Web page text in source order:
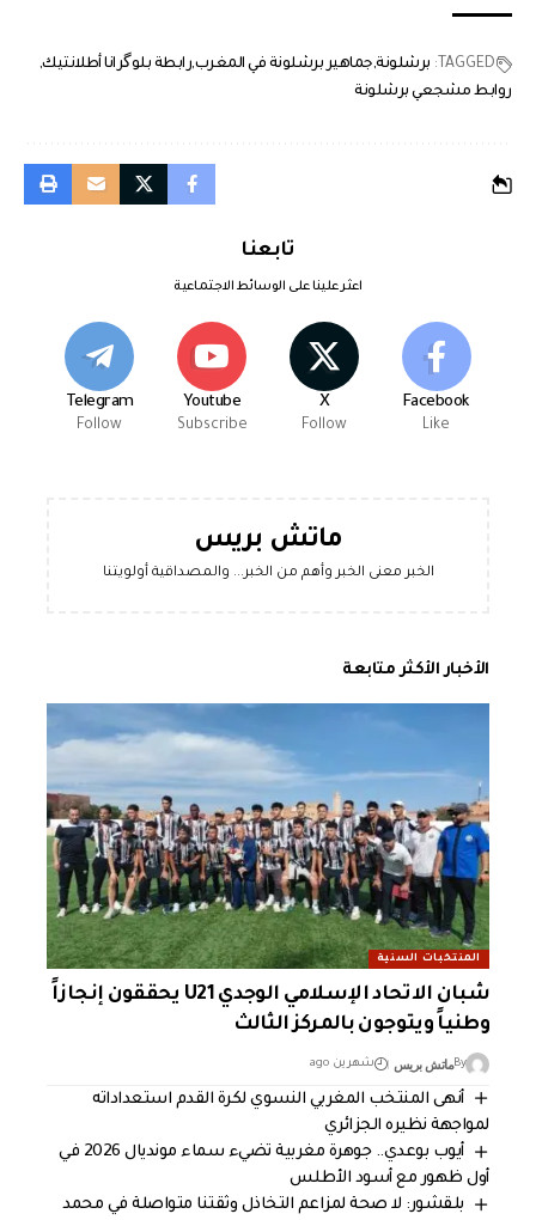
TAGGED: برشلونة جماهير برشلونة في المغربرابطة بلوگرانا أطلانتيك
روابط مشجعي برشلونة
تابعنا
اعثر علينا على الوسائط الاجتماعية
Facebook
Like
X
Follow
Youtube
Subscribe
Telegram
Follow
ماتش بريس
الخبر معنى الخبر وأهم من الخبر... والمصداقية أولويتنا
الأخبار الأكثر متابعة
المنتخبات السنية
شبان الاتحاد الإسلامي الوجدي U21 يحققون إنجازاً
وطنياً ويتوجون بالمركز الثالث
Byماتش بريس شهرين ago
أنهى المنتخب المغربي النسوي لكرة القدم استعداداته
لمواجهة نظيره الجزائري
أيوب بوعدي.. جوهرة مغربية تضيء سماء مونديال 2026 في
أول ظهور مع أسود الأطلس
بلقشور: لا صحة لمزاعم التخاذل وثقتنا متواصلة في محمد